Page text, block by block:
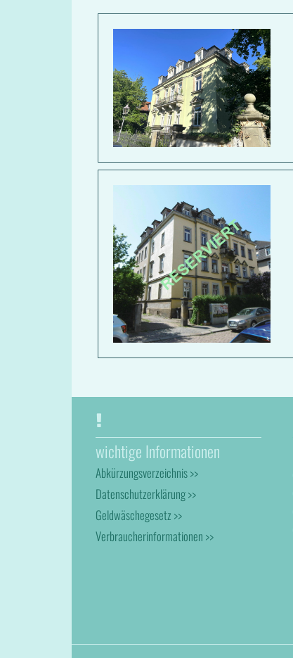
wichtige Informationen
Abkürzungsverzeichnis >>
Datenschutzerklärung >>
Geldwäschegesetz >>
Verbraucherinformationen >>